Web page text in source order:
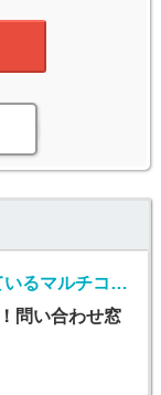
オフィス事務(コンビニなどに設置しているマルチコピー機に関するバック事務)
問い合わせ窓